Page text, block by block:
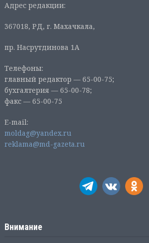
Адрес редакции:
367018, РД, г. Махачкала,
пр. Насрутдинова 1А
Телефоны:
главный редактор — 65-00-75;
бухгалтерия — 65-00-78;
факс — 65-00-75
E-mail:
moldag@yandex.ru
reklama@md-gazeta.ru
Внимание